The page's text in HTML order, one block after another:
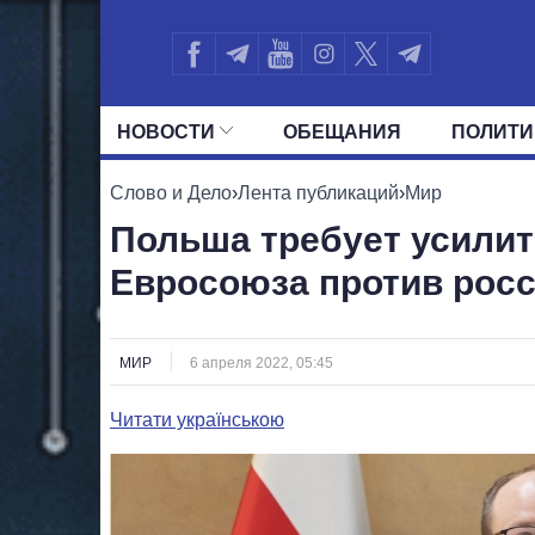
НОВОСТИ ОБЕЩАНИЯ
ВСЕ ПОЛИТИКИ ПРЕЗИДЕНТ И
Слово и Дело›Лента публикаций›Мир
Польша требует
Евросоюза против
МИР 6 апреля 2022, 05:45
Читати українською